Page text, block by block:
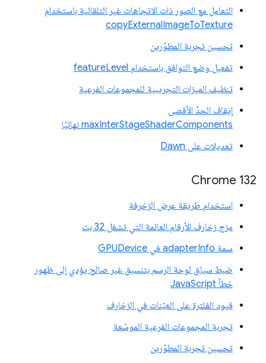
التعامل مع الصور ذات الاتجاهات غير التلقائية باستخدام
copyExternalImageToTexture
تحسين تجربة المطوّرين
تفعيل وضع التوافق باستخدام featureLevel
تنظيف الميزات التجريبية للمجموعات الفرعية
إيقاف الحدّ الأقصى
maxInterStageShaderComponents نهائيًا
تعديلات على Dawn
Chrome 132
استخدام طريقة عرض الزخرفة
مزج زخارف الأرقام العائمة التي تشغل 32 بت
سمة adapterInfo في GPUDevice
ضبط سياق لوحة الرسم بتنسيق غير صالح يؤدي إلى ظهور
خطأ JavaScript
قيود الفلترة على العيّنات في الزخارف
تجربة المجموعات الفرعية الموسّعة
تحسين تجربة المطوّرين